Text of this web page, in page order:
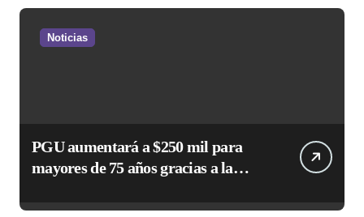
Noticias
PGU aumentará a $250 mil para
mayores de 75 años gracias a la